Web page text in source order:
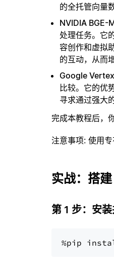
的全托管向量
NVIDIA BGE-
处理任务。它
容创作和虚拟
的互动，从而
Google
比较。它的优
寻求通过强大
完成本教程后，
注意事项: 使用
实战：搭
第 1 步：安
%pip